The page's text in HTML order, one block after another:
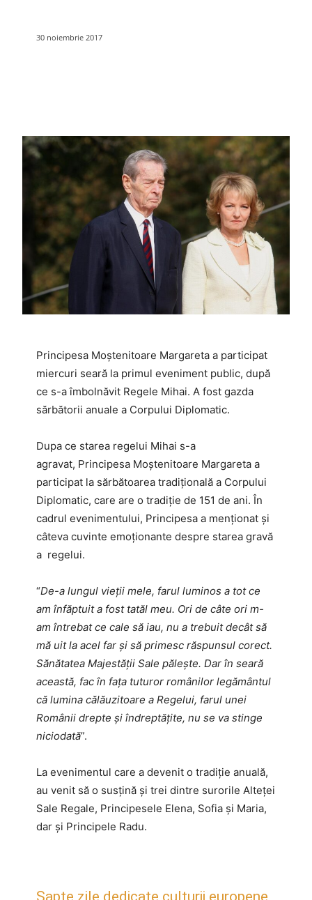
30 noiembrie 2017
Principesa Moștenitoare Margareta a participat
miercuri seară la primul eveniment public, după
ce s-a îmbolnăvit Regele Mihai. A fost gazda
sărbătorii anuale a Corpului Diplomatic.
Dupa ce starea regelui Mihai s-a
agravat, Principesa Moștenitoare Margareta a
participat la sărbătoarea tradițională a Corpului
Diplomatic, care are o tradiție de 151 de ani. În
cadrul evenimentului, Principesa a menționat și
câteva cuvinte emoționante despre starea gravă
a regelui.
“De-a lungul vieţii mele, farul luminos a tot ce
am înfăptuit a fost tatăl meu. Ori de câte ori m-
am întrebat ce cale să iau, nu a trebuit decât să
mă uit la acel far şi să primesc răspunsul corect.
Sănătatea Majestăţii Sale păleşte. Dar în seară
această, fac în faţa tuturor românilor legământul
că lumina călăuzitoare a Regelui, farul unei
Românii drepte şi îndreptăţite, nu se va stinge
niciodată”.
La evenimentul care a devenit o tradiție anuală,
au venit să o susțină și trei dintre surorile Alteței
Sale Regale, Principesele Elena, Sofia și Maria,
dar și Principele Radu.
Șapte zile dedicate culturii europene